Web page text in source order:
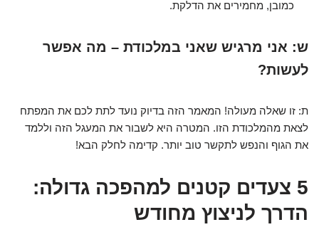
כמובן, מחמירים את הדלקת.
ש: אני מרגיש שאני במלכודת – מה אפשר
לעשות?
ת: זו שאלה מעולה! המאמר הזה בדיוק נועד לתת לכם את המפתח
לצאת מהמלכודת הזו. המטרה היא לשבור את המעגל הזה וללמד
את הגוף והנפש לתקשר טוב יותר. קדימה לחלק הבא!
5 צעדים קטנים למהפכה גדולה:
הדרך לניצוץ מחודש